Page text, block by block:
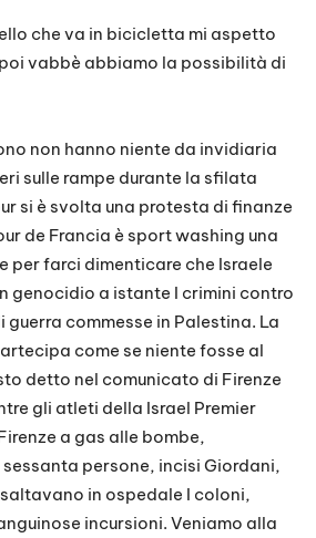
che va in bicicletta mi aspetto
vabbè abbiamo la possibilità di
non hanno niente da invidiaria
sulle rampe durante la sfilata
si è svolta una protesta di finanze
de Francia è sport washing una
per farci dimenticare che Israele
genocidio a istante I crimini contro
guerra commesse in Palestina. La
come se niente fosse al
detto nel comunicato di Firenze
gli atleti della Israel Premier
a gas alle bombe,
persone, incisi Giordani,
in ospedale I coloni,
incursioni. Veniamo alla